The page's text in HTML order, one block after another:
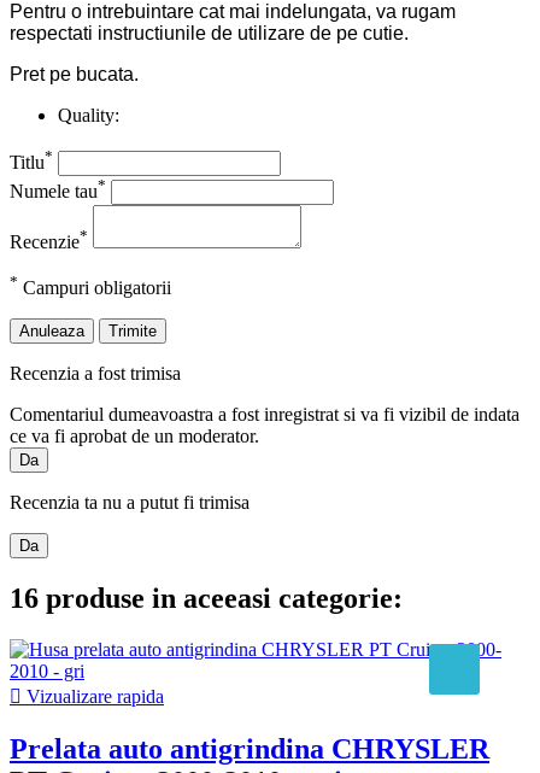
Pentru o intrebuintare cat mai indelungata, va rugam
respectati instructiunile de utilizare de pe cutie.
Pret pe bucata.
Quality:
Titlu*
Numele tau*
Recenzie*
* Campuri obligatorii
Anuleaza Trimite
Recenzia a fost trimisa
Comentariul dumeavoastra a fost inregistrat si va fi vizibil de indata
ce va fi aprobat de un moderator.
Da
Recenzia ta nu a putut fi trimisa
Da
16 produse in aceeasi categorie:
 Vizualizare rapida
Prelata auto antigrindina CHRYSLER